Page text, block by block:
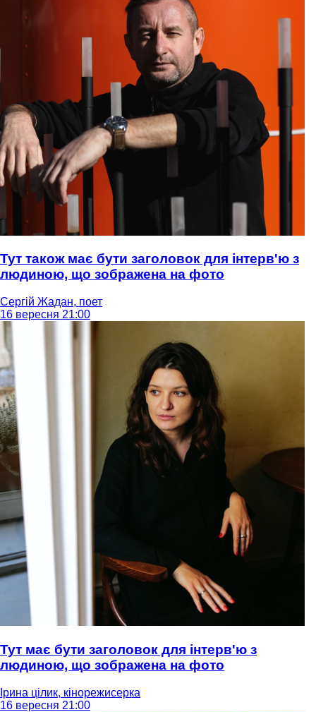
Тут також має бути заголовок для інтерв'ю з
людиною, що зображена на фото
Сергій Жадан, поет
16 вересня 21:00
Тут має бути заголовок для інтерв'ю з
людиною, що зображена на фото
Ірина цілик, кінорежисерка
16 вересня 21:00